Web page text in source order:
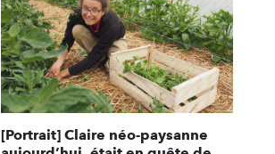
[Portrait] Claire néo-paysanne